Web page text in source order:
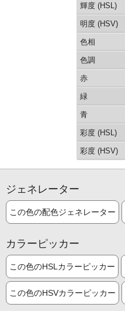
輝度 (HSL)
明度 (HSV)
色相
色調
赤
緑
青
彩度 (HSL)
彩度 (HSV)
ジェネレーター
この色の配色ジェネレーター
カラーピッカー
この色のHSLカラーピッカー
この色のHSVカラーピッカー